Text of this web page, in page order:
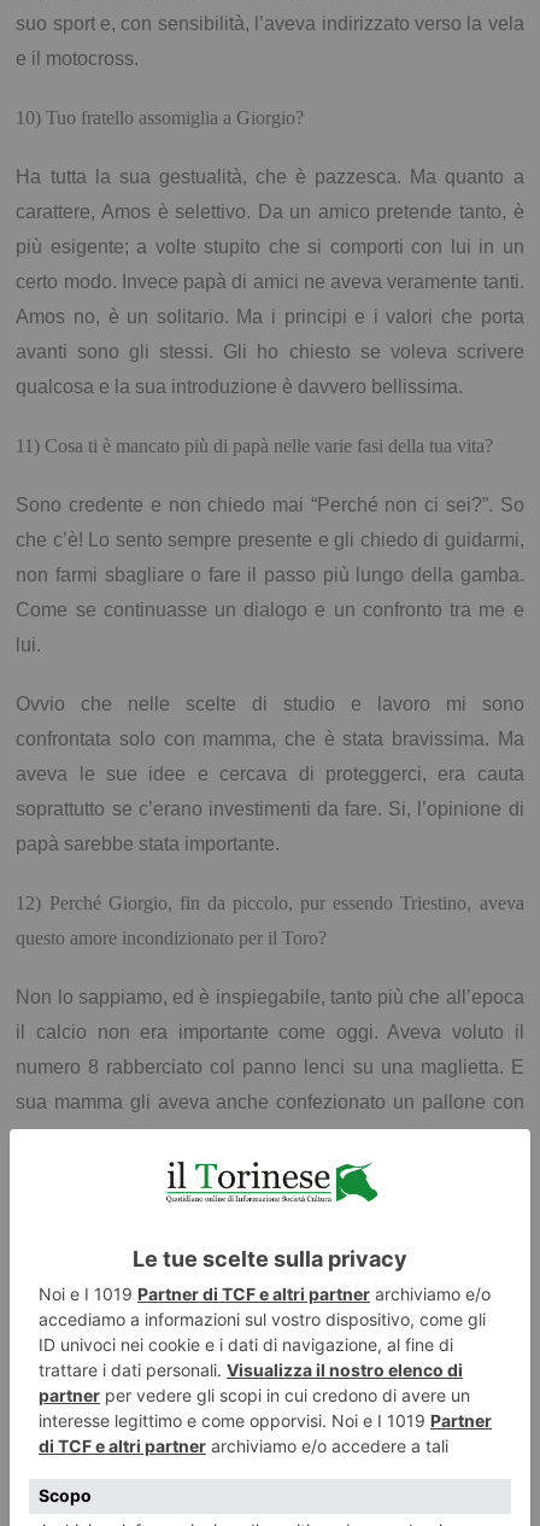
suo sport e, con sensibilità, l’aveva indirizzato verso la vela
e il motocross.
10) Tuo fratello assomiglia a Giorgio?
Ha tutta la sua gestualità, che è pazzesca. Ma quanto a
carattere, Amos è selettivo. Da un amico pretende tanto, è
più esigente; a volte stupito che si comporti con lui in un
certo modo. Invece papà di amici ne aveva veramente tanti.
Amos no, è un solitario. Ma i principi e i valori che porta
avanti sono gli stessi. Gli ho chiesto se voleva scrivere
qualcosa e la sua introduzione è davvero bellissima.
11) Cosa ti è mancato più di papà nelle varie fasidella tua vita?
Sono credente e non chiedo mai “Perché non ci sei?”. So
che c’è! Lo sento sempre presente e gli chiedo di guidarmi,
non farmi sbagliare o fare il passo più lungo della gamba.
Come se continuasse un dialogo e un confronto tra me e
lui.
Ovvio che nelle scelte di studio e lavoro mi sono
confrontata solo con mamma, che è stata bravissima. Ma
aveva le sue idee e cercava di proteggerci, era cauta
soprattutto se c’erano investimenti da fare. Si, l’opinione di
papà sarebbe stata importante.
12) Perché Giorgio, fin da piccolo, pur essendo Triestino, aveva
questo amore incondizionato per il Toro?
Non lo sappiamo, ed è inspiegabile, tanto più che all’epoca
il calcio non era importante come oggi. Aveva voluto il
numero 8 rabberciato col panno lenci su una maglietta. E
sua mamma gli aveva anche confezionato un pallone con
Non si capisce neanche perché proprio l’8 che non era
13) Quando l’aereo con a bordo la squadra del Grande Torino si
schiantò a Superga, il 4 maggio 1949, per Giorgio fu straziante. E’
vero che quel dolore contribuì a forgiare il futuro capitano
Granata?
L’aneddoto ce lo raccontò nonna. Papà, appena apprese la
notizia corse via disperato; senza dirle niente, mentre lei